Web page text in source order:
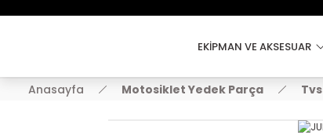
EKİPMAN VE AKSESUAR
Anasayfa Motosiklet Yedek Parça Tvs